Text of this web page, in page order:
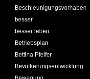
Beschleunigungsvorhaben
besser
besser leben
Betriebsplan
Bettina Pfeifer
Bevölkerungsentwicklung